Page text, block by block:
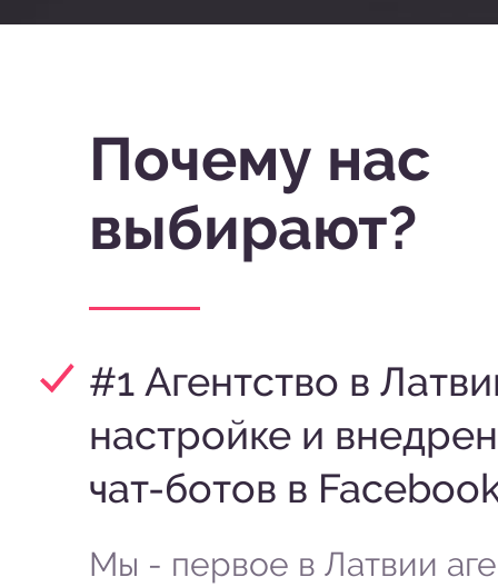
Почему нас
выбирают?
#1 Агентство в
настройке и
чат-ботов в
Мы - первое в Латвии